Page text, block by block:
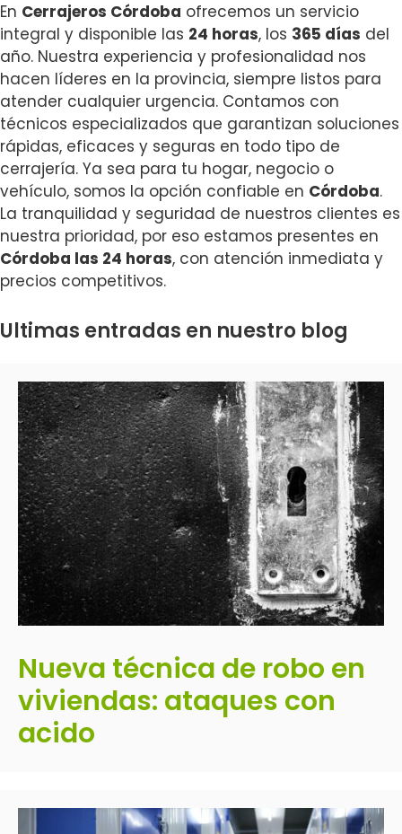
En Cerrajeros Córdoba ofrecemos un servicio
integral y disponible las 24 horas, los 365 días del
año. Nuestra experiencia y profesionalidad nos
hacen líderes en la provincia, siempre listos para
atender cualquier urgencia. Contamos con
técnicos especializados que garantizan soluciones
rápidas, eficaces y seguras en todo tipo de
cerrajería. Ya sea para tu hogar, negocio o
vehículo, somos la opción confiable en Córdoba.
La tranquilidad y seguridad de nuestros clientes es
nuestra prioridad, por eso estamos presentes en
Córdoba las 24 horas, con atención inmediata y
precios competitivos.
Ultimas entradas en nuestro blog
Nueva técnica de robo en
viviendas: ataques con
acido